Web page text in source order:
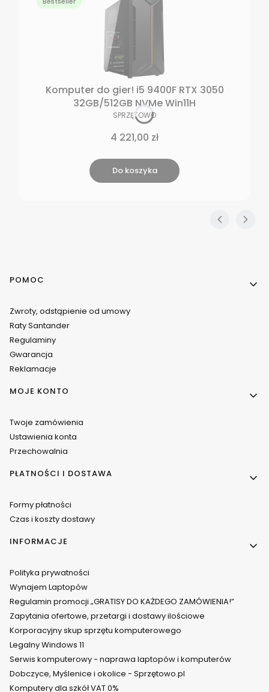
Komputer do gier! i5 9400F RTX 3050
32GB/512GB NVMe Win11H
PRODUCENT
SPRZĘTOWO
Cena
4 221,00 zł
Do koszyka
Linki w stopce
POMOC
Zwroty, odstąpienie od umowy
Raty Santander
Regulaminy
Gwarancja
Reklamacje
MOJE KONTO
Twoje zamówienia
Ustawienia konta
Przechowalnia
PŁATNOŚCI I DOSTAWA
Formy płatności
Czas i koszty dostawy
INFORMACJE
Polityka prywatności
Wynajem Laptopów
Regulamin promocji „GRATISY DO KAŻDEGO ZAMÓWIENIA!”
Zapytania ofertowe, przetargi i dostawy ilościowe
Korporacyjny skup sprzętu komputerowego
Legalny Windows 11
Serwis komputerowy - naprawa laptopów i komputerów
Dobczyce, Myślenice i okolice - Sprzętowo.pl
Komputery dla szkół VAT 0%